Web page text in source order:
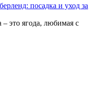
посадка и уход за
это ягода, любимая с